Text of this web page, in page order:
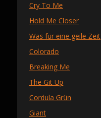
Cry To Me
Hold Me Closer
Was für eine geile Zeit
Colorado
Breaking Me
The Git Up
Cordula Grün
Giant